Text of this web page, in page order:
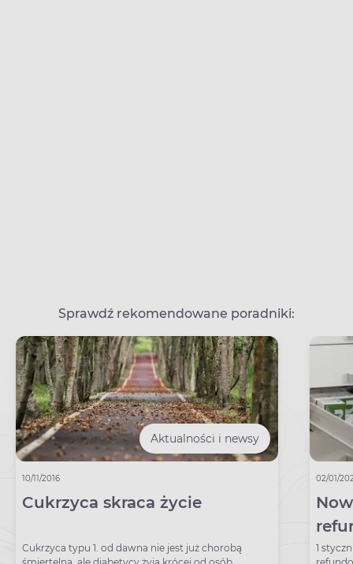
Sprawdź rekomendowane poradniki:
Aktualności i newsy
10/11/2016
Cukrzyca skraca życie
Cukrzyca typu 1. od dawna nie jest już chorobą
02/01/
1